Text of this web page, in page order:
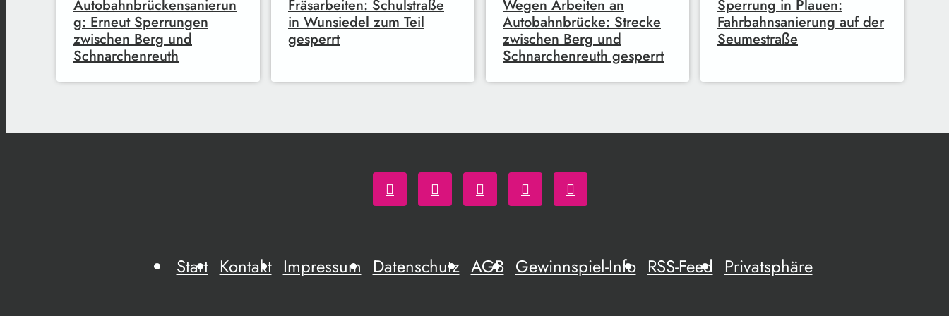
Autobahnbrückensanierun
g: Erneut Sperrungen
zwischen Berg und
Schnarchenreuth
Fräsarbeiten: Schulstraße
in Wunsiedel zum Teil
gesperrt
Wegen Arbeiten an
Autobahnbrücke: Strecke
zwischen Berg und
Schnarchenreuth gesperrt
Sperrung in Plauen:
Fahrbahnsanierung auf der
Seumestraße
Start Kontakt Impressum Datenschutz AGB Gewinnspiel-Info RSS-Feed Privatsphäre